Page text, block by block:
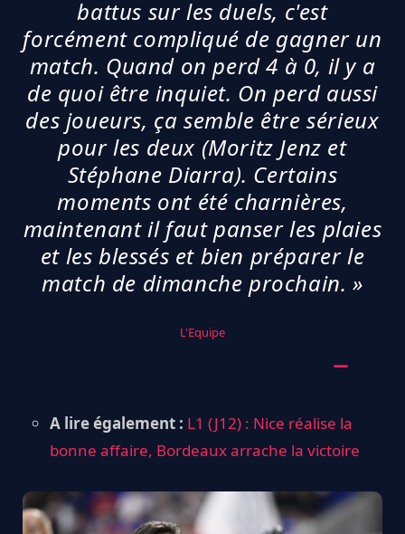
battus sur les duels, c'est
forcément compliqué de gagner un
match. Quand on perd 4 à 0, il y a
de quoi être inquiet. On perd aussi
des joueurs, ça semble être sérieux
pour les deux (Moritz Jenz et
Stéphane Diarra). Certains
moments ont été charnières,
maintenant il faut panser les plaies
et les blessés et bien préparer le
match de dimanche prochain. »
L'Equipe
A lire également : L1 (J12) : Nice réalise la
bonne affaire, Bordeaux arrache la victoire